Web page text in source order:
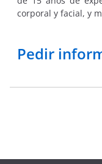
corporal y facial, y
Pedir